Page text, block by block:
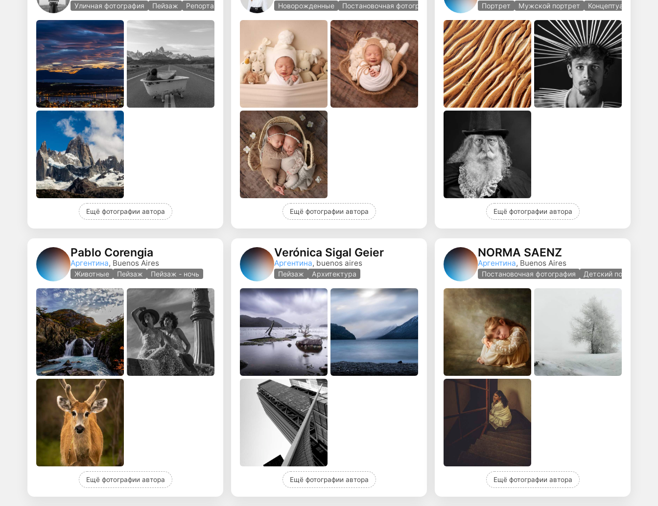
Уличная фотография Пейзаж Репортажная фотография
Ещё фотографии автора
Новорожденные Постановочная фотография
Ещё фотографии автора
Портрет Мужской портрет Концептуальная
Ещё фотографии автора
Pablo Corengia
Аргентина, Buenos Aires
Животные Пейзаж Пейзаж - ночь
Ещё фотографии автора
Verónica Sigal Geier
Аргентина, buenos aires
Пейзаж Архитектура
Ещё фотографии автора
NORMA SÁENZ
Аргентина, Buenos Aires
Постановочная фотография Детский портрет
Ещё фотографии автора